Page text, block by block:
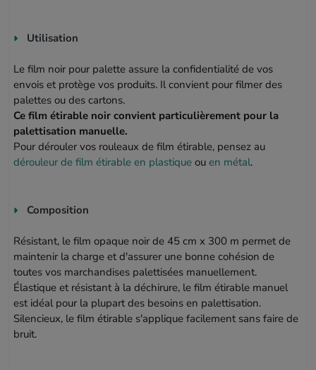
Utilisation
Le film noir pour palette assure la confidentialité de vos
envois et protège vos produits. Il convient pour filmer des
palettes ou des cartons.
Ce film étirable noir convient particulièrement pour la
palettisation manuelle.
Pour dérouler vos rouleaux de film étirable, pensez au
dérouleur de film étirable en plastique ouen métal.
Composition
Résistant, le film opaque noir de 45 cm x 300 m permet de
maintenir la charge et d'assurer une bonne cohésion de
toutes vos marchandises palettisées manuellement.
Élastique et résistant à la déchirure, le film étirable manuel
est idéal pour la plupart des besoins en palettisation.
Silencieux, le film étirable s'applique facilement sans faire de
bruit.